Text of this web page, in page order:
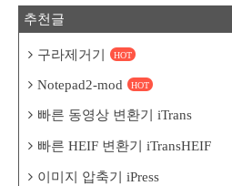
추천글
구라제거기 HOT
Notepad2-mod HOT
빠른 동영상 변환기 iTrans
빠른 HEIF 변환기 iTransHEIF
이미지 압축기 iPress